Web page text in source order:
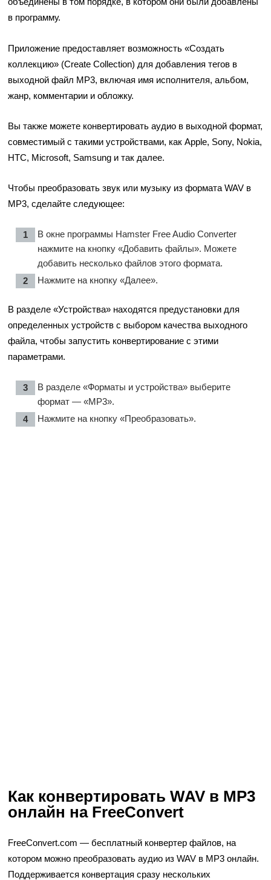
в программу.
Приложение предоставляет возможность «Создать
коллекцию» (Create Collection) для добавления тегов в
выходной файл MP3, включая имя исполнителя, альбом,
жанр, комментарии и обложку.
Вы также можете конвертировать аудио в выходной формат,
совместимый с такими устройствами, как Apple, Sony, Nokia,
HTC, Microsoft, Samsung и так далее.
Чтобы преобразовать звук или музыку из формата WAV в
MP3, сделайте следующее:
В окне программы Hamster Free Audio Converter
нажмите на кнопку «Добавить файлы». Можете
добавить несколько файлов этого формата.
Нажмите на кнопку «Далее».
В разделе «Устройства» находятся предустановки для
определенных устройств с выбором качества выходного
файла, чтобы запустить конвертирование с этими
параметрами.
В разделе «Форматы и устройства» выберите
формат — «MP3».
Нажмите на кнопку «Преобразовать».
Как конвертировать WAV в MP3
онлайн на FreeConvert
FreeConvert.com — бесплатный конвертер файлов, на
котором можно преобразовать аудио из WAV в MP3 онлайн.
Поддерживается конвертация сразу нескольких